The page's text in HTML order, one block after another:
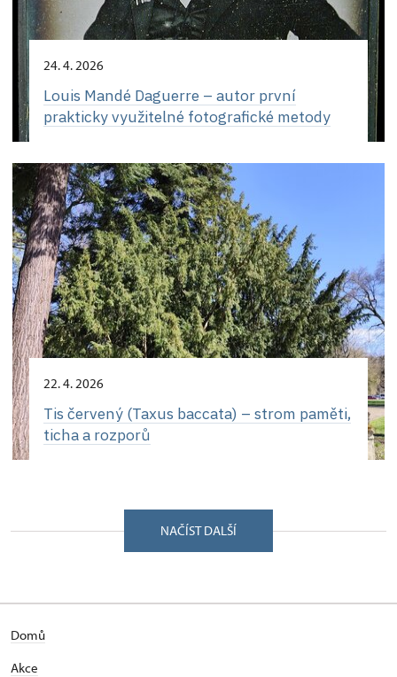
24. 4. 2026
Louis Mandé Daguerre – autor první
prakticky využitelné fotografické metody
22. 4. 2026
Tis červený (Taxus baccata) – strom paměti,
ticha a rozporů
NAČÍST DALŠÍ
Domů
Akce